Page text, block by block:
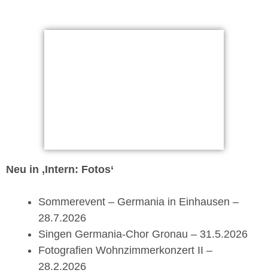
Neu in ‚Intern: Fotos‘
Sommerevent – Germania in Einhausen –
28.7.2026
Singen Germania-Chor Gronau – 31.5.2026
Fotografien Wohnzimmerkonzert II –
28.2.2026